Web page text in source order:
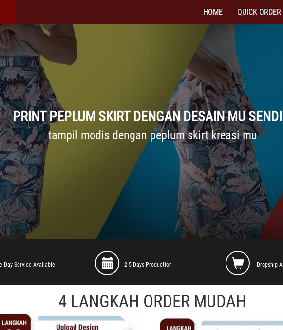
HOME QUICK ORDER
PRINT PEPLUM SKIRT DENGAN DESAIN MU
tampil modis dengan peplum skirt kreasi mu
Day Service Available 2-5 Days Production Dropship
4 LANGKAH ORDER MUDAH